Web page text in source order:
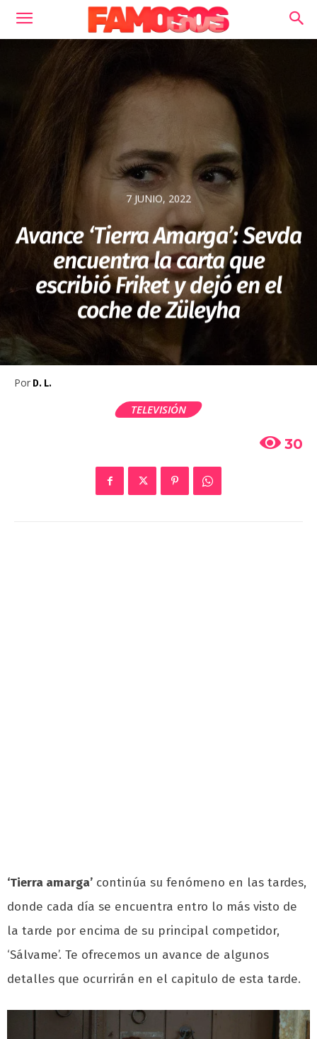
7 JUNIO, 2022
Avance ‘Tierra Amarga’: Sevda
encuentra la carta que
escribió Friket y dejó en el
coche de Züleyha
Por D. L.
TELEVISIÓN
30
‘Tierra amarga’ continúa su fenómeno en las tardes,
donde cada día se encuentra entro lo más visto de
la tarde por encima de su principal competidor,
‘Sálvame’. Te ofrecemos un avance de algunos
detalles que ocurrirán en el capitulo de esta tarde.